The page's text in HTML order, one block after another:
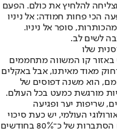
להלחיץ את כולם. הפעם
הכי פחות חמודה: אל ניניו
סופר אל ניניו.
לשים לב.
שלו
באזור קו המשווה מתחממים
מאוד מאיתנו, אבל באקלים
הוא משנה דפוסים של
מורגשת כמעט בכל העולם.
שריפות יער ופגיעה
העולמי, יש כעת סיכוי
גבוה להתפתחות אל ניניו במהלך 2026, עם הסתברות של כ־80% בחודשים